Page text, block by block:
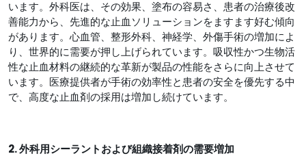
います。外科医は、その効果、塗布の容易さ、患者の治療後改
善能力から、先進的な止血ソリューションをますます好む傾向
があります。心血管、整形外科、神経学、外傷手術の増加によ
り、世界的に需要が押し上げられています。吸収性かつ生物活
性な止血材料の継続的な革新が製品の性能をさらに向上させて
います。医療提供者が手術の効率性と患者の安全を優先する中
で、高度な止血剤の採用は増加し続けています。
2. 外科用シーラントおよび組織接着剤の需要増加